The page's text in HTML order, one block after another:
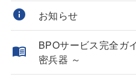
お知らせ
BPOサービス完全ガ
密兵器 ～